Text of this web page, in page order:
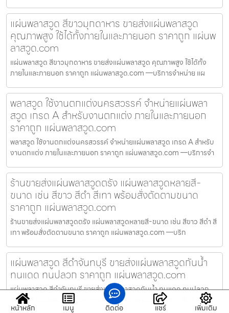
แผ่นพลาสวูด สีขาวมุกดาหาร ขายส่งแผ่นพลาสวูด
คุณภาพสูง ใช้ได้ทั้งภายในและภายนอก ราคาถูก แผ่นพ
ลาสวูด.com
แผ่นพลาสวูด สีขาวมุกดาหาร ขายส่งแผ่นพลาสวูด คุณภาพสูง ใช้ได้ทั้ง
ภายในและภายนอก ราคาถูก แผ่นพลาสวูด.com —บริการจำหน่าย แผ
พลาสวูด ใช้งานตกแต่งนครสวรรค์ จำหน่ายแผ่นพลา
สวูด เกรด A สำหรับงานตกแต่ง ภายในและภายนอก
ราคาถูก แผ่นพลาสวูด.com
พลาสวูด ใช้งานตกแต่งนครสวรรค์ จำหน่ายแผ่นพลาสวูด เกรด A สำหรับ
งานตกแต่ง ภายในและภายนอก ราคาถูก แผ่นพลาสวูด.com —บริการจำ
ร้านขายส่งแผ่นพลาสวูดตรัง แผ่นพลาสวูดหลายสี-
ขนาด เช่น สีขาว สีดำ สีเทา พร้อมสั่งตัดตามขนาด
ราคาถูก แผ่นพลาสวูด.com
ร้านขายส่งแผ่นพลาสวูดตรัง แผ่นพลาสวูดหลายสี-ขนาด เช่น สีขาว สีดำ สี
เทา พร้อมสั่งตัดตามขนาด ราคาถูก แผ่นพลาสวูด.com —บริก
แผ่นพลาสวูด สีดำจันทบุรี ขายส่งแผ่นพลาสวูดกันน้ำ
ทนแดด ทนปลวก ราคาถูก แผ่นพลาสวูด.com
แผ่นพลาสวูด สีดำจันทบุรี ขายส่งแผ่นพลาสวูดกันน้ำ ทนแดด ทนปลวก
ราคาถูก แผ่นพลาสวูด.com —บริการจำหน่าย แผ่นพลาสวูด, ส่งทั่
หน้าหลัก เมนู ติดต่อ แชร์ เพิ่มเติม